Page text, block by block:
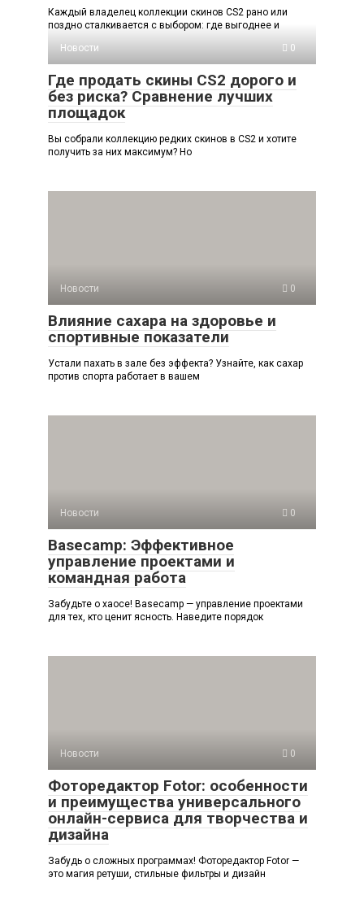
Каждый владелец коллекции скинов CS2 рано или
поздно сталкивается с выбором: где выгоднее и
Новости
0
Где продать скины CS2 дорого и
без риска? Сравнение лучших
площадок
Вы собрали коллекцию редких скинов в CS2 и хотите
получить за них максимум? Но
Новости 0
Влияние сахара на здоровье и
спортивные показатели
Устали пахать в зале без эффекта? Узнайте, как сахар
против спорта работает в вашем
Новости 0
Basecamp: Эффективное
управление проектами и
командная работа
Забудьте о хаосе! Basecamp — управление проектами
для тех, кто ценит ясность. Наведите порядок
Новости 0
Фоторедактор Fotor: особенности
и преимущества универсального
онлайн-сервиса для творчества и
дизайна
Забудь о сложных программах! Фоторедактор Fotor —
это магия ретуши, стильные фильтры и дизайн